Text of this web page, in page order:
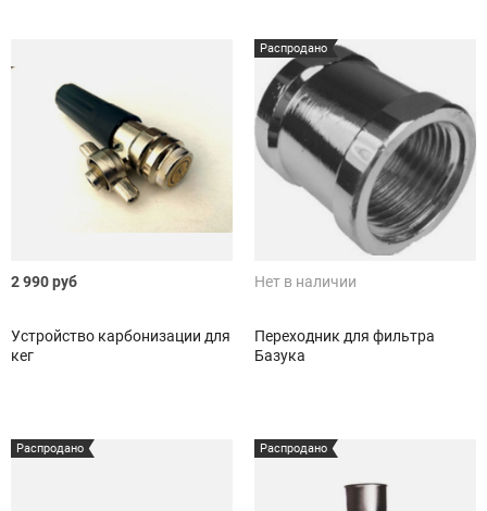
2 990 руб
Устройство карбонизации для
кег
Распродано
Нет в наличии
Переходник для фильтра
Базука
Распродано Распродано